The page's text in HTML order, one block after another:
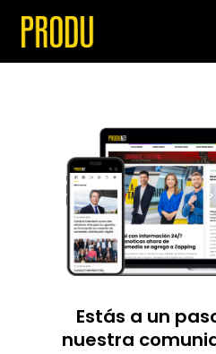
Estás a un
nuestra